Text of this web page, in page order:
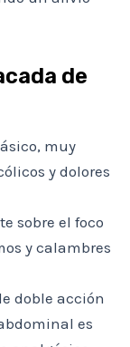
de
muy
y dolores
sobre el foco
y calambres
doble acción
es